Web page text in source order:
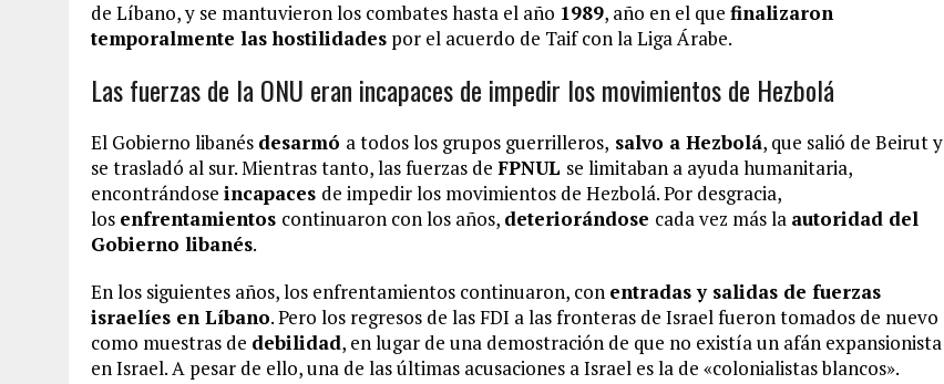
de Líbano, y se mantuvieron los combates hasta el año 1989, año en el que finalizaron
temporalmente las hostilidades por el acuerdo de Taif con la Liga Árabe.
Las fuerzas de la ONU eran incapaces de impedir los movimientos de Hezbolá
El Gobierno libanés desarmó a todos los grupos guerrilleros, salvo a Hezbolá, que salió de Beirut y
se trasladó al sur. Mientras tanto, las fuerzas de FPNUL se limitaban a ayuda humanitaria,
encontrándose incapaces de impedir los movimientos de Hezbolá. Por desgracia,
los enfrentamientos continuaron con los años, deteriorándose cada vez más la autoridad del
Gobierno libanés.
En los siguientes años, los enfrentamientos continuaron, con entradas y salidas de fuerzas
israelíes en Líbano. Pero los regresos de las FDI a las fronteras de Israel fueron tomados de nuevo
como muestras de debilidad, en lugar de una demostración de que no existía un afán expansionista
en Israel. A pesar de ello, una de las últimas acusaciones a Israel es la de «colonialistas blancos».